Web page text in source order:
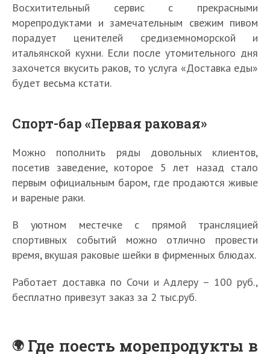
Восхитительный сервис с прекрасными
морепродуктами и замечательным свежим пивом
порадует ценителей средиземноморской и
итальянской кухни. Если после утомительного дня
захочется вкусить раков, то услуга «Доставка еды»
будет весьма кстати.
Спорт-бар «Первая раковая»
Можно пополнить ряды довольных клиентов,
посетив заведение, которое 5 лет назад стало
первым официальным баром, где продаются живые
и вареные раки.
В уютном местечке с прямой трансляцией
спортивных событий можно отлично провести
время, вкушая раковые шейки в фирменных блюдах.
Работает доставка по Сочи и Адлеру – 100 руб.,
бесплатно привезут заказ за 2 тыс.руб.
Где поесть морепродукты в